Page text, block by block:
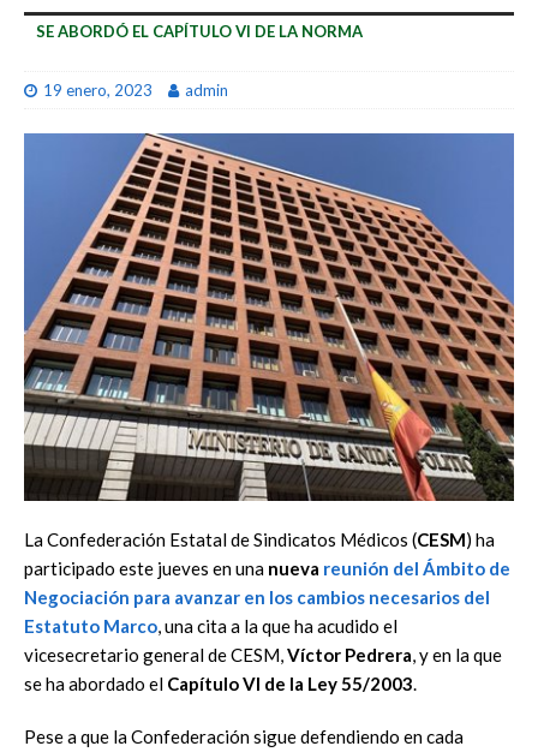
SE ABORDÓ EL CAPÍTULO VI DE LA NORMA
19 enero, 2023 admin
La Confederación Estatal de Sindicatos Médicos (CESM) ha
participado este jueves en una nueva reunión del Ámbito de
Negociación para avanzar en los cambios necesarios del
Estatuto Marco, una cita a la que ha acudido el
vicesecretario general de CESM,Víctor Pedrera, y en la que
se ha abordado el Capítulo VI de la Ley 55/2003.
Pese a que la Confederación sigue defendiendo en cada